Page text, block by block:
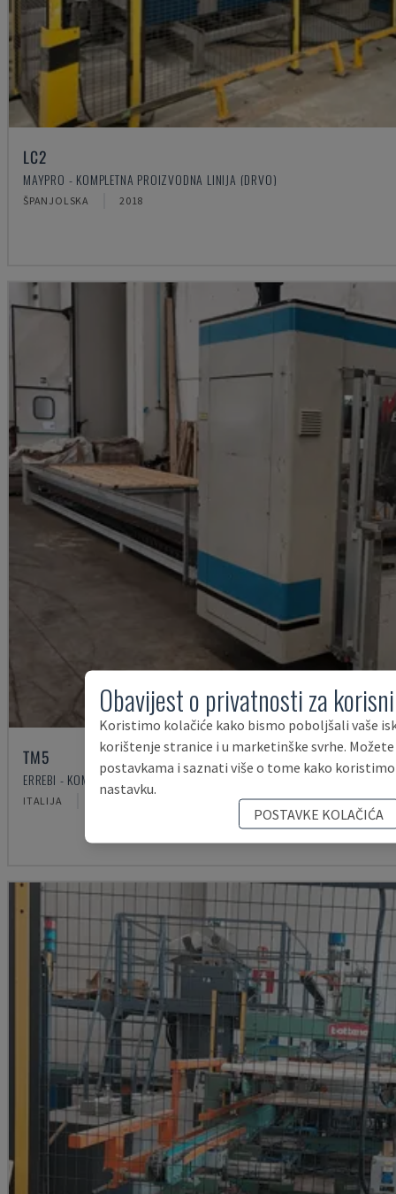
LC2
MAYPRO - KOMPLETNA PROIZVODNA LINIJA (DRVO)
ŠPANJOLSKA 2018
TM5
ERREBI - KOMPLETNA PROIZVODNA LINIJA (DRVO)
ITALIJA
Obavijest o privatnosti za
Koristimo kolačiće kako bismo poboljšali vaše
korištenje stranice i u marketinške svrhe.
postavkama i saznati više o tome kako koristimo
nastavku.
POSTAVKE KOLAČIĆA